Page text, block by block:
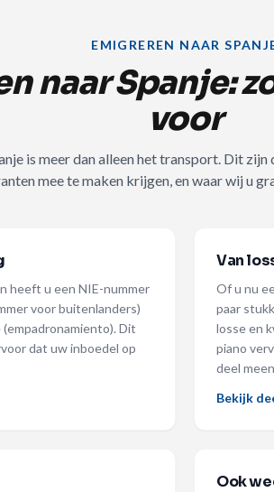
EMIGREREN NAAR
naar Spanje:
voor
is meer dan alleen het transport. Dit
mee te maken krijgen, en waar wij u
heeft u een NIE-nummer
voor buitenlanders)
Dit
dat uw inboedel op
Van
Of u nu
paar
losse en
piano
deel
Bekijk
Ook